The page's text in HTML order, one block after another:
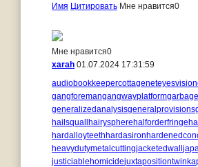
Имя Цитировать Мне нравится0
Мне нравится0
xarah 01.07.2024 17:31:59
audiobookkeepercottageneteyesvision
gangforemangangwayplatform
generalizedanalysisgeneralprovisions
hailsquall hairyspherehalforderfringe
hardalloyteethhardasiron
heavydutymetalcuttingjacketedwall
justiciablehomicidejuxtapositiontwin